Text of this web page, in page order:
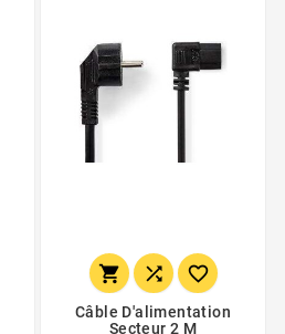
  
Câble D'alimentation
Secteur 2 M